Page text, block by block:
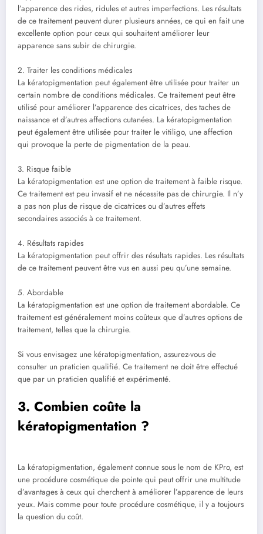
l’apparence des rides, ridules et autres imperfections. Les résultats
de ce traitement peuvent durer plusieurs années, ce qui en fait une
excellente option pour ceux qui souhaitent améliorer leur
apparence sans subir de chirurgie.
2. Traiter les conditions médicales
La kératopigmentation peut également être utilisée pour traiter un
certain nombre de conditions médicales. Ce traitement peut être
utilisé pour améliorer l’apparence des cicatrices, des taches de
naissance et d’autres affections cutanées. La kératopigmentation
peut également être utilisée pour traiter le vitiligo, une affection
qui provoque la perte de pigmentation de la peau.
3. Risque faible
La kératopigmentation est une option de traitement à faible risque.
Ce traitement est peu invasif et ne nécessite pas de chirurgie. Il n’y
a pas non plus de risque de cicatrices ou d’autres effets
secondaires associés à ce traitement.
4. Résultats rapides
La kératopigmentation peut offrir des résultats rapides. Les résultats
de ce traitement peuvent être vus en aussi peu qu’une semaine.
5. Abordable
La kératopigmentation est une option de traitement abordable. Ce
traitement est généralement moins coûteux que d’autres options de
traitement, telles que la chirurgie.
Si vous envisagez une kératopigmentation, assurez-vous de
consulter un praticien qualifié. Ce traitement ne doit être effectué
que par un praticien qualifié et expérimenté.
3. Combien coûte la
kératopigmentation ?
La kératopigmentation, également connue sous le nom de KPro, est
une procédure cosmétique de pointe qui peut offrir une multitude
d’avantages à ceux qui cherchent à améliorer l’apparence de leurs
yeux. Mais comme pour toute procédure cosmétique, il y a toujours
la question du coût.